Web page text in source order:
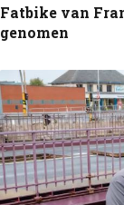
Fatbike van
genomen